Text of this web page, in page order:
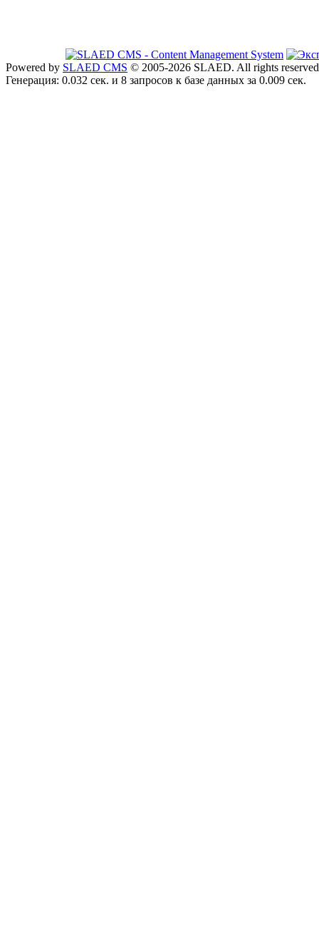
Powered by SLAED CMS © 2005-2026 SLAED. All rights
Генерация: 0.032 сек. и 8 запросов к базе данных за 0.009 сек.